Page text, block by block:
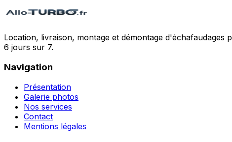
Location, livraison, montage et démontage
6 jours sur 7.
Navigation
Présentation
Galerie photos
Nos services
Contact
Mentions légales